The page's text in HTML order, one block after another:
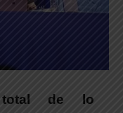
total de lo